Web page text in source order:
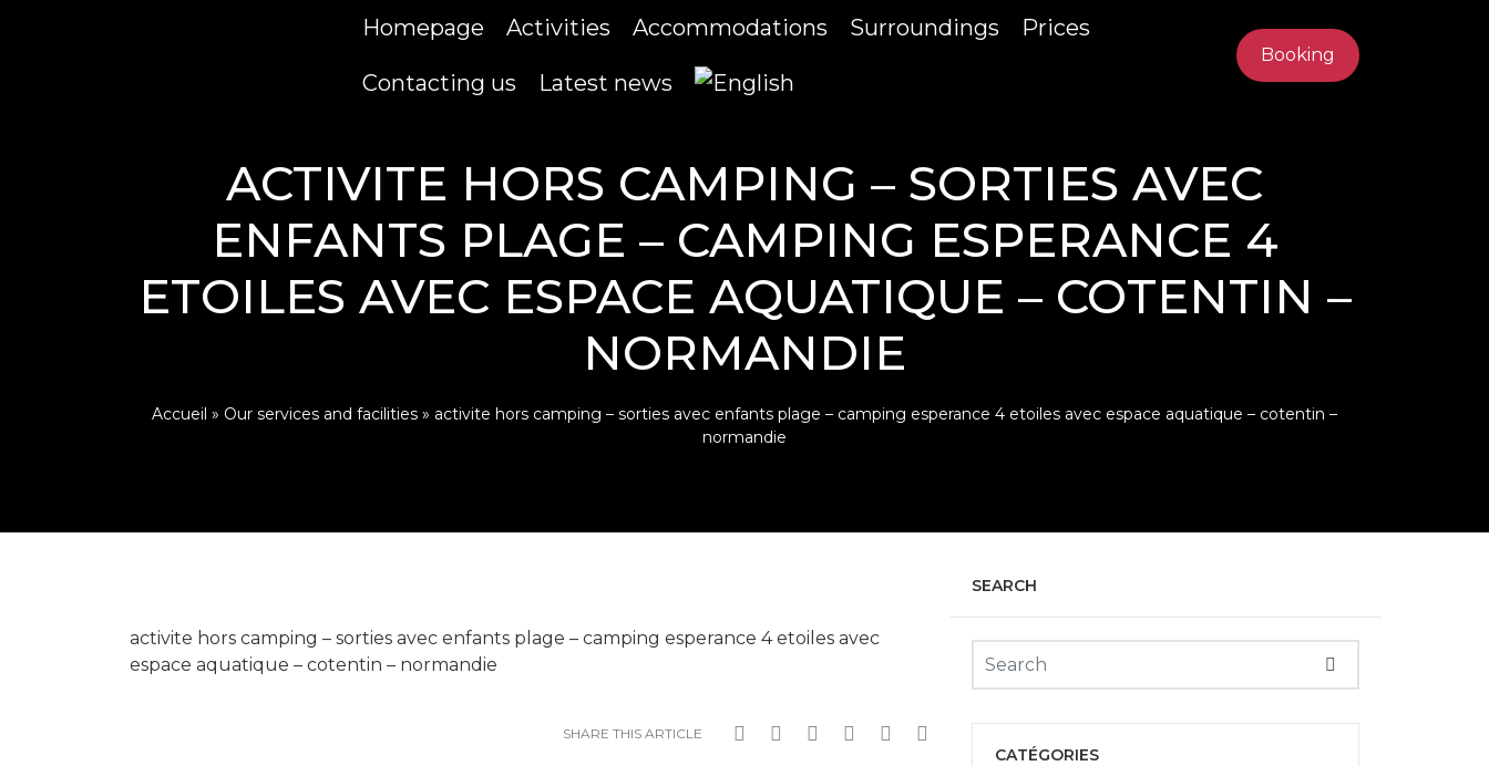
Homepage Activities Accommodations Surroundings Prices
Contacting us Latest news
Booking
ACTIVITE HORS CAMPING – SORTIES AVEC
ENFANTS PLAGE – CAMPING ESPERANCE 4
ETOILES AVEC ESPACE AQUATIQUE – COTENTIN –
NORMANDIE
Accueil » Our services and facilities » activite hors camping – sorties avec enfants plage – camping esperance 4 etoiles avec espace aquatique – cotentin –
normandie
activite hors camping – sorties avec enfants plage – camping esperance 4 etoiles avec
espace aquatique – cotentin – normandie
SHARE THIS ARTICLE
SEARCH
CATÉGORIES